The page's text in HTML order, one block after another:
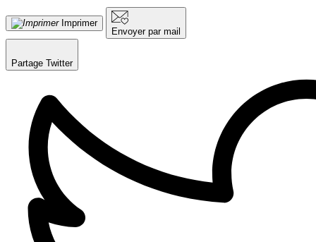
Imprimer
Envoyer par mail
Partage Twitter